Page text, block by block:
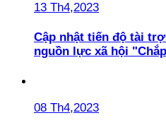
13 Th4,2023
Cập nhật tiến độ tài
nguồn lực xã hội "Chắp
08 Th4,2023